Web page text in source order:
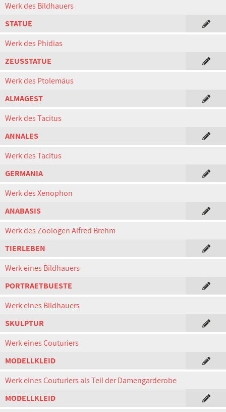
Werk des Bildhauers
STATUE
Werk des Phidias
ZEUSSTATUE
Werk des Ptolemäus
ALMAGEST
Werk des Tacitus
ANNALES
Werk des Tacitus
GERMANIA
Werk des Xenophon
ANABASIS
Werk des Zoologen Alfred Brehm
TIERLEBEN
Werk eines Bildhauers
PORTRAETBUESTE
Werk eines Bildhauers
SKULPTUR
Werk eines Couturiers
MODELLKLEID
Werk eines Couturiers als Teil der Damengarderobe
MODELLKLEID